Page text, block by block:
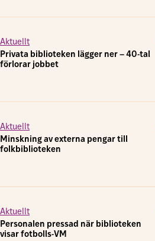
Aktuellt
Privata biblioteken lägger ner – 40-tal
förlorar jobbet
Aktuellt
Minskning av externa pengar till
folkbiblioteken
Aktuellt
Personalen pressad när biblioteken
visar fotbolls-VM